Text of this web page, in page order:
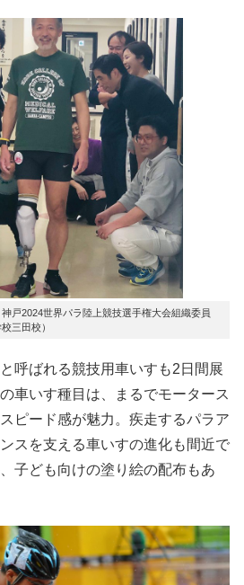
戸2024世界パラ陸上競技選手権大会組織委員
三田校）
呼ばれる競技用車いすも2日間展
車いす種目は、まるでモータース
ピード感が魅力。疾走するパラア
スを支える車いすの進化も間近で
子ども向けの塗り絵の配布もあ